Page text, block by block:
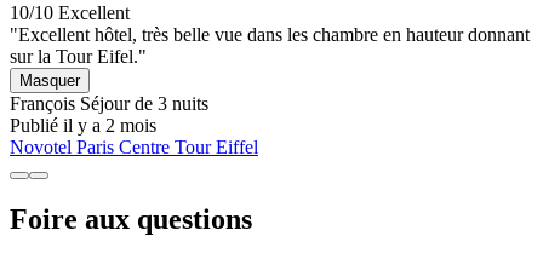
10/10 Excellent
"Excellent hôtel, très belle vue dans les chambre en hauteur donnant
sur la Tour Eifel."
Masquer
François Séjour de 3 nuits
Publié il y a 2 mois
Novotel Paris Centre Tour Eiffel
Foire aux questions